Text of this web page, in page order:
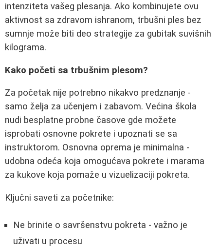
intenziteta vašeg plesanja. Ako kombinujete ovu
aktivnost sa zdravom ishranom, trbušni ples bez
sumnje može biti deo strategije za gubitak suvišnih
kilograma.
Kako početi sa trbušnim plesom?
Za početak nije potrebno nikakvo predznanje -
samo želja za učenjem i zabavom. Većina škola
nudi besplatne probne časove gde možete
isprobati osnovne pokrete i upoznati se sa
instruktorom. Osnovna oprema je minimalna -
udobna odeća koja omogućava pokrete i marama
za kukove koja pomaže u vizuelizaciji pokreta.
Ključni saveti za početnike:
Ne brinite o savršenstvu pokreta - važno je
uživati u procesu